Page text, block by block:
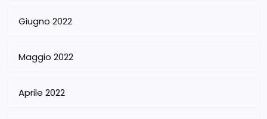
Giugno 2022
Maggio 2022
Aprile 2022